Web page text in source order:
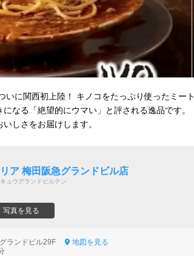
に関西初上陸！ キノコをたっぷり使ったミート
なる「絶望的にウマい」と評される逸品です。
しさをお届けします。
ア 梅田阪急グランドビル店
ュウグランドビルテン
写真を見る
グランドビル29F
地図を見る